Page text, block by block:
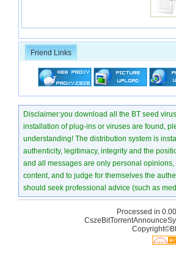
Friend Links
Disclaimer:you download all the BT seed
installation of plug-ins or viruses are found,
understanding! The distribution system is
authenticity, legitimacy, integrity and the
and all messages are only personal
content, and to judge for themselves the
should seek professional advice (such as
Processed in